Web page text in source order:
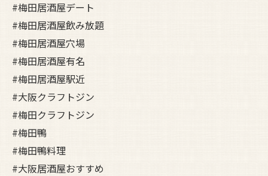
#梅田居酒屋デート
#梅田居酒屋飲み放題
#梅田居酒屋穴場
#梅田居酒屋有名
#梅田居酒屋駅近
#大阪クラフトジン
#梅田クラフトジン
#梅田鴨
#梅田鴨料理
#大阪居酒屋おすすめ